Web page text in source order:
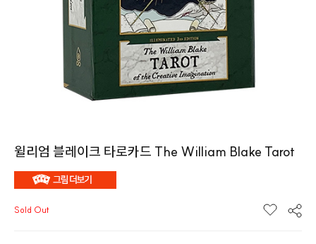
윌리엄 블레이크 타로카드 The William Blake Tarot
Sold Out